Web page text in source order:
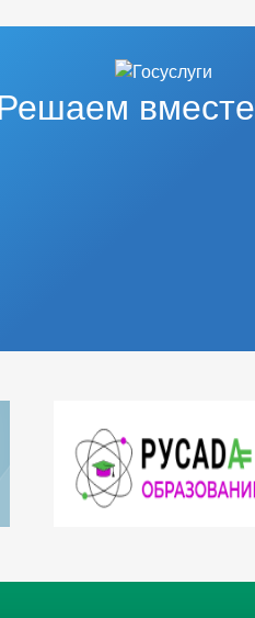
вместе